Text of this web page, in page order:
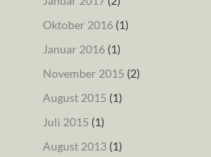
Oktober 2016(1)
Januar 2016(1)
November 2015 (2)
August 2015 (1)
Juli 2015 (1)
August 2013(1)